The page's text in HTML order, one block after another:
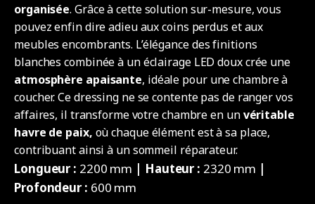
organisée. Grâce à cette solution sur-mesure, vous
pouvez enfin dire adieu aux coins perdus et aux
meubles encombrants. L’élégance des finitions
blanches combinée à un éclairage LED doux crée une
atmosphère apaisante, idéale pour une chambre à
coucher. Ce dressing ne se contente pas de ranger vos
affaires, il transforme votre chambre en unvéritable
havre de paix, où chaque élément est à sa place,
contribuant ainsi à un sommeil réparateur.
Longueur : 2200 mm | Hauteur : 2320 mm |
Profondeur : 600 mm